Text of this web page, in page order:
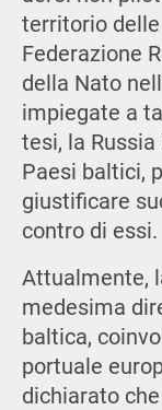
territorio
Federazione
della Nato
impiegate a
tesi, la
Paesi baltici,
giustificare
contro di essi.
Attualmente,
medesima
baltica,
portuale
dichiarato